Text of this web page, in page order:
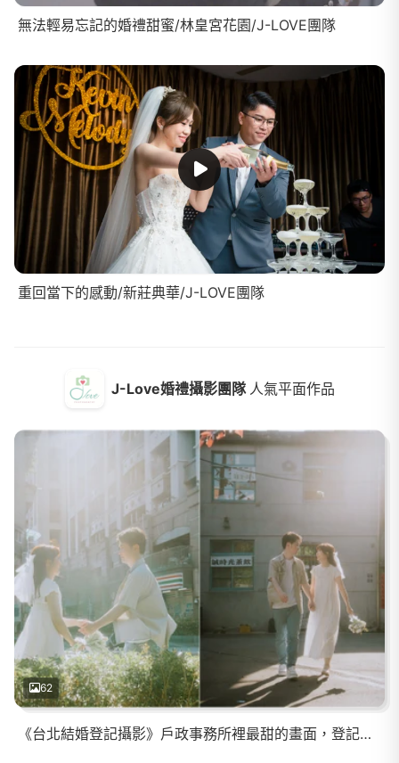
無法輕易忘記的婚禮甜蜜/林皇宮花園/J-LOVE團隊
重回當下的感動/新莊典華/J-LOVE團隊
J-Love婚禮攝影團隊 人氣平面作品
62
《台北結婚登記攝影》戶政事務所裡最甜的畫面，登記不只是一份文件而是幸福浪漫的新章